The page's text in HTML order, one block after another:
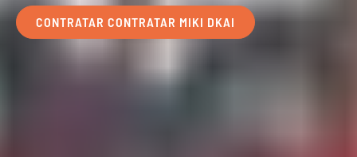
CONTRATAR CONTRATAR MIKI DKAI